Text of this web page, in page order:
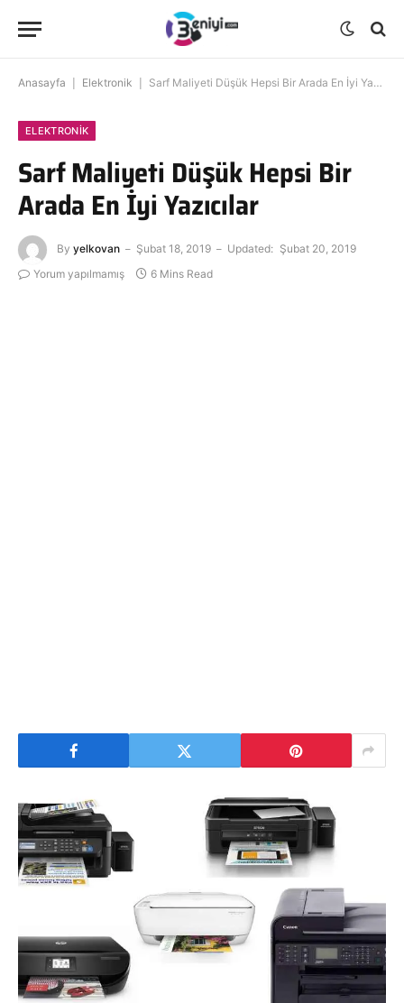
Anasayfa Elektronik Sarf Maliyeti Düşük Hepsi Bir Arada En İyi Yazıcılar
ELEKTRONIK
Sarf Maliyeti Düşük Hepsi Bir
Arada En İyi Yazıcılar
By yelkovan Şubat 18, 2019 Updated: Şubat 20, 2019
Yorum yapılmamış
6 Mins Read